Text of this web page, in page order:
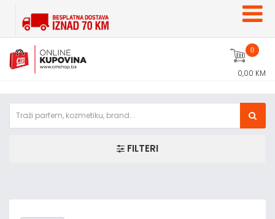
0
0,00 KM
FILTERI